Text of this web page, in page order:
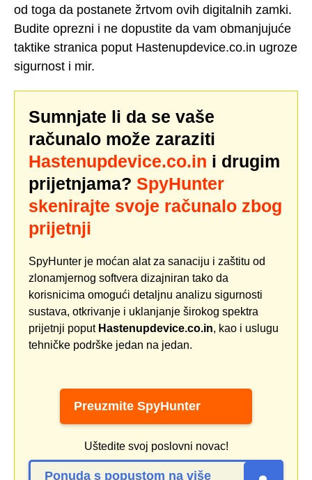
od toga da postanete žrtvom ovih digitalnih zamki.
Budite oprezni i ne dopustite da vam obmanjujuće
taktike stranica poput Hastenupdevice.co.in ugroze
sigurnost i mir.
Sumnjate li da se vaše
računalo može zaraziti
Hastenupdevice.co.in i drugim
prijetnjama? SpyHunter
skenirajte svoje računalo zbog
prijetnji
SpyHunter je moćan alat za sanaciju i zaštitu od
zlonamjernog softvera dizajniran tako da
korisnicima omogući detaljnu analizu sigurnosti
sustava, otkrivanje i uklanjanje širokog spektra
prijetnji poput Hastenupdevice.co.in, kao i uslugu
tehničke podrške jedan na jedan.
Preuzmite SpyHunter
Uštedite svoj poslovni novac!
Ponuda s popustom na više